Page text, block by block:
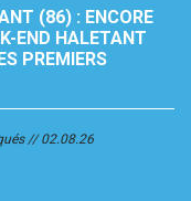
(86) : ENCORE
END HALETANT
PREMIERS
02.08.26